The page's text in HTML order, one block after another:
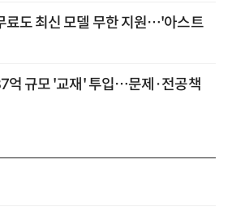
료도 최신 모델 무한 지원…'아스트
억 규모 '교재' 투입…문제·전공책